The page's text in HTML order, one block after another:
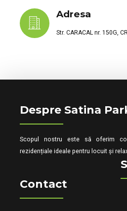
Adresa
Str. CARACAL nr. 150G,
Despre Satina
Scopul nostru este să oferim
rezidențiale ideale pentru locuit și
Contact